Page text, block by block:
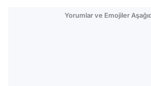
Yorumlar ve Emojiler